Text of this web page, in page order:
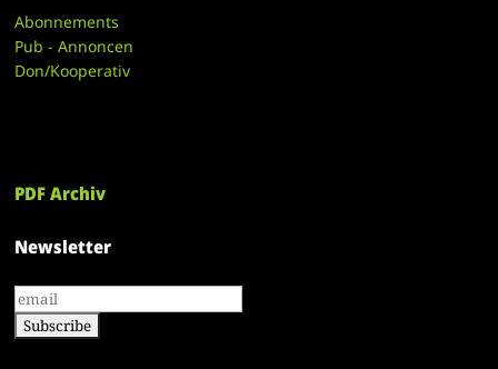
Abonnements
Pub - Annoncen
Don/Kooperativ
PDF Archiv
Newsletter